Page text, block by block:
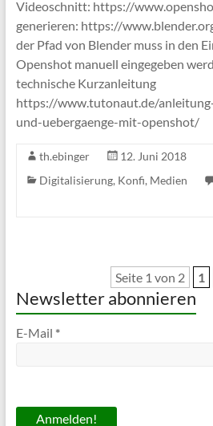
Videoschnitt: https://
generieren: https://
der Pfad von Blender muss in den
Openshot manuell eingegeben
technische Kurzanleitung
https://www.tutonaut.de/
und-uebergaenge-mit-openshot/
th.ebinger
12. Juni 2018
Digitalisierung, Konfi, Medien
Seite 1 von 2 1
Newsletter abonnieren
E-Mail *